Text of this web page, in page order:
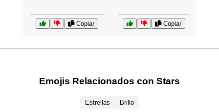
Copiar Copiar
Emojis Relacionados con Stars
Estrellas Brillo